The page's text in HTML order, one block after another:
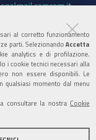
al corretto funzionamento
parti. Selezionando Accetta
analytics e di profilazione.
i cookie tecnici necessari alla
non essere disponibili. Le
qualsiasi momento dal menu
consultare la nostra Cookie